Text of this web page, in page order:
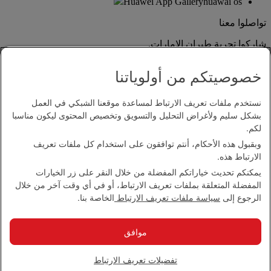
تواصلوا معنا
شاركوا تجربة طيران الإمارات.
بيان إمكانية الدخول
اتصل بنا
سياسة الخصوصية
الشروط والأحكام
سياسة ملفات تعريف الارتباط
بيان الشفافية بموجب قانون مكافحة العبودية الحديثة
خصوصيتكم من أولوياتنا
نستخدم ملفات تعريف الارتباط لمساعدة موقعنا الشبكي في العمل
بشكل سليم ولأغراض التحليل والتسويق وتخصيص المحتوى ليكون مناسبا
لكم.
وبقبول هذه الأحكام، أنتم توافقون على استخدام كل ملفات تعريف
الارتباط هذه.
يمكنكم تحديث خياراتكم المفضلة من خلال النقر على زر الخيارات
المفضلة المتعلقة بملفات تعريف الارتباط، أو في أي وقت آخر من خلال
الرجوع إلى سياسة ملفات تعريف الارتباط الخاصة بنا.
تفضيلات تعريف الارتباط
موافق